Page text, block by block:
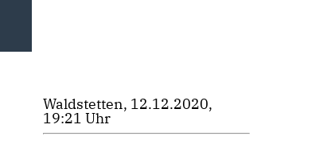
Waldstetten, 12.12.2020,
19:21 Uhr